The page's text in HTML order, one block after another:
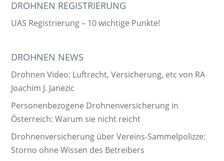
DROHNEN REGISTRIERUNG
UAS Registrierung – 10 wichtige Punkte!
DROHNEN NEWS
Drohnen Video: Luftrecht, Versicherung, etc von RA
Joachim J. Janezic
Personenbezogene Drohnenversicherung in
Österreich: Warum sie nicht reicht
Drohnenversicherung über Vereins-Sammelpolizze:
Storno ohne Wissen des Betreibers